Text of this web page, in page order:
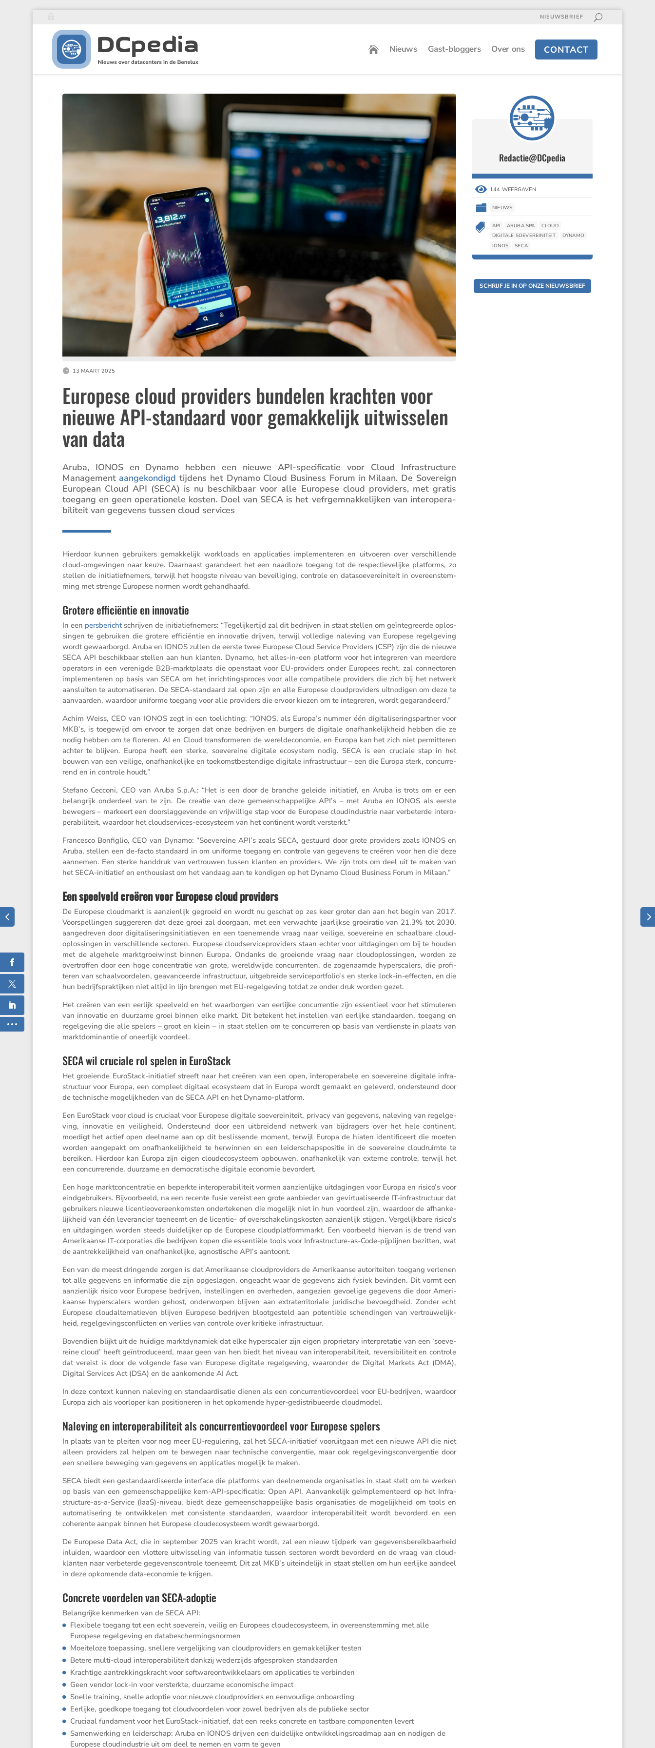
NIEUWSBRIEF
Nieuws Gast-bloggers Over ons CONTACT
13 MAART 2025
Europese cloud providers bundelen krachten voor
nieuwe API-standaard voor gemakkelijk uitwisselen
van data
Aruba, IONOS en Dynamo hebben een nieuwe API-speci­fi­catie voor Cloud Infra­struc­ture
Manage­ment aange­kon­digd tijdens het Dynamo Cloud Business Forum in Milaan. De Sovereign
European Cloud API (SECA) is nu beschik­baar voor alle Europese cloud provi­ders, met gratis
toegang en geen opera­ti­o­nele kosten. Doel van SECA is het vefrgem­nak­ke­lijken van inter­o­pe­ra­
bi­li­teit van gegevens tussen cloud services
Hierdoor kunnen gebrui­kers gemak­ke­lijk workloads en appli­ca­ties imple­men­teren en uitvoeren over verschil­lende
cloud-omgevingen naar keuze. Daarnaast garan­deert het een naadloze toegang tot de respec­tie­ve­lijke platforms, zo
stellen de initi­a­tief­ne­mers, terwijl het hoogste niveau van bevei­li­ging, controle en datasoe­ve­rei­ni­teit in overeen­stem­
ming met strenge Europese normen wordt gehandhaafd.
Grotere efficiëntie en innovatie
In een persbe­richtschrijven de initi­a­tief­ne­mers: “Tegelij­ker­tijd zal dit bedrijven in staat stellen om geïnte­greerde oplos­
singen te gebruiken die grotere effici­ëntie en innovatie drijven, terwijl volle­dige naleving van Europese regel­ge­ving
wordt gewaar­borgd. Aruba en IONOS zullen de eerste twee Europese Cloud Service Provi­ders (CSP) zijn die de nieuwe
SECA API beschik­baar stellen aan hun klanten. Dynamo, het alles-in-een platform voor het integreren van meerdere
opera­tors in een verenigde B2B-markt­plaats die openstaat voor EU-provi­ders onder Europees recht, zal connec­toren
imple­men­teren op basis van SECA om het inrich­tings­proces voor alle compa­ti­bele provi­ders die zich bij het netwerk
aansluiten te automa­ti­seren. De SECA-standaard zal open zijn en alle Europese cloud­pro­vi­ders uitno­digen om deze te
aanvaarden, waardoor uniforme toegang voor alle provi­ders die ervoor kiezen om te integreren, wordt gegarandeerd.”
Achim Weiss, CEO van IONOS zegt in een toelich­ting: “IONOS, als Europa’s nummer één digita­li­se­rings­partner voor
MKB’s, is toege­wijd om ervoor te zorgen dat onze bedrijven en burgers de digitale onafhan­ke­lijk­heid hebben die ze
nodig hebben om te floreren. AI en Cloud trans­for­meren de wereld­eco­nomie, en Europa kan het zich niet permit­teren
achter te blijven. Europa heeft een sterke, soeve­reine digitale ecosy­stem nodig. SECA is een cruciale stap in het
bouwen van een veilige, onafhan­ke­lijke en toekomst­be­sten­dige digitale infra­struc­tuur – een die Europa sterk, concur­re­
rend en in controle houdt.”
Stefano Cecconi, CEO van Aruba S.p.A.: “Het is een door de branche geleide initi­a­tief, en Aruba is trots om er een
belang­rijk onder­deel van te zijn. De creatie van deze gemeen­schap­pe­lijke API’s – met Aruba en IONOS als eerste
bewegers – markeert een doorslag­ge­vende en vrijwil­lige stap voor de Europese cloud­in­du­strie naar verbe­terde inter­o­
pe­ra­bi­li­teit, waardoor het cloud­ser­vices-ecosys­teem van het conti­nent wordt versterkt.”
Francesco Bonfi­glio, CEO van Dynamo: “Soeve­reine API’s zoals SECA, gestuurd door grote provi­ders zoals IONOS en
Aruba, stellen een de-facto standaard in om uniforme toegang en controle van gegevens te creëren voor hen die deze
aannemen. Een sterke handdruk van vertrouwen tussen klanten en provi­ders. We zijn trots om deel uit te maken van
het SECA-initi­a­tief en enthou­siast om het vandaag aan te kondigen op het Dynamo Cloud Business Forum in Milaan.”
Een speelveld creëren voor Europese cloud providers
De Europese cloud­markt is aanzien­lijk gegroeid en wordt nu geschat op zes keer groter dan aan het begin van 2017.
Voorspel­lingen sugge­reren dat deze groei zal doorgaan, met een verwachte jaarlijkse groei­ratio van 21,3% tot 2030,
aange­dreven door digita­li­se­rings­ini­ti­a­tieven en een toene­mende vraag naar veilige, soeve­reine en schaal­bare cloud­
op­los­singen in verschil­lende sectoren. Europese cloud­ser­vi­ce­pro­vi­ders staan echter voor uitda­gingen om bij te houden
met de algehele markt­groei­winst binnen Europa. Ondanks de groei­ende vraag naar cloud­op­los­singen, worden ze
overtroffen door een hoge concen­tratie van grote, wereld­wijde concur­renten, de zogenaamde hypers­ca­lers, die profi­
teren van schaal­voor­delen, geavan­ceerde infra­struc­tuur, uitge­breide serviceportfolio’s en sterke lock-in-effecten, en die
hun bedrijfs­prak­tijken niet altijd in lijn brengen met EU-regel­ge­ving totdat ze onder druk worden gezet.
Het creëren van een eerlijk speel­veld en het waarborgen van eerlijke concur­rentie zijn essen­tieel voor het stimu­leren
van innovatie en duurzame groei binnen elke markt. Dit betekent het instellen van eerlijke standaarden, toegang en
regel­ge­ving die alle spelers – groot en klein – in staat stellen om te concur­reren op basis van verdienste in plaats van
markt­do­mi­nantie of oneer­lijk voordeel.
SECA wil cruciale rol spelen in EuroStack
Het groei­ende EuroStack-initi­a­tief streeft naar het creëren van een open, inter­o­pe­ra­bele en soeve­reine digitale infra­
struc­tuur voor Europa, een compleet digitaal ecosys­teem dat in Europa wordt gemaakt en geleverd, onder­steund door
de techni­sche mogelijk­heden van de SECA API en het Dynamo-platform.
Een EuroStack voor cloud is cruciaal voor Europese digitale soeve­rei­ni­teit, privacy van gegevens, naleving van regel­ge­
ving, innovatie en veilig­heid. Onder­steund door een uitbrei­dend netwerk van bijdra­gers over het hele conti­nent,
moedigt het actief open deelname aan op dit beslis­sende moment, terwijl Europa de hiaten identi­fi­ceert die moeten
worden aange­pakt om onafhan­ke­lijk­heid te herwinnen en een leider­schaps­po­sitie in de soeve­reine cloud­ruimte te
bereiken. Hierdoor kan Europa zijn eigen cloude­co­sys­teem opbouwen, onafhan­ke­lijk van externe controle, terwijl het
een concur­re­rende, duurzame en democra­ti­sche digitale economie bevordert.
Een hoge markt­con­cen­tratie en beperkte inter­o­pe­ra­bi­li­teit vormen aanzien­lijke uitda­gingen voor Europa en risico’s voor
eindge­brui­kers. Bijvoor­beeld, na een recente fusie vereist een grote aanbieder van gevir­tu­a­li­seerde IT-infra­struc­tuur dat
gebrui­kers nieuwe licen­tie­over­een­kom­sten onder­te­kenen die mogelijk niet in hun voordeel zijn, waardoor de afhan­ke­
lijk­heid van één leveran­cier toeneemt en de licentie- of overscha­ke­lings­kosten aanzien­lijk stijgen. Verge­lijk­bare risico’s
en uitda­gingen worden steeds duide­lijker op de Europese cloud­plat­form­markt. Een voorbeeld hiervan is de trend van
Ameri­kaanse IT-corpo­ra­ties die bedrijven kopen die essen­tiële tools voor Infra­struc­ture-as-Code-pijplijnen bezitten, wat
de aantrek­ke­lijk­heid van onafhan­ke­lijke, agnos­ti­sche API’s aantoont.
Een van de meest dringende zorgen is dat Ameri­kaanse cloud­pro­vi­ders de Ameri­kaanse autori­teiten toegang verlenen
tot alle gegevens en infor­matie die zijn opgeslagen, ongeacht waar de gegevens zich fysiek bevinden. Dit vormt een
aanzien­lijk risico voor Europese bedrijven, instel­lingen en overheden, aange­zien gevoe­lige gegevens die door Ameri­
kaanse hypers­ca­lers worden gehost, onder­worpen blijven aan extra­ter­ri­to­riale juridi­sche bevoegd­heid. Zonder echt
Europese cloud­al­ter­na­tieven blijven Europese bedrijven bloot­ge­steld aan poten­tiële schen­dingen van vertrou­we­lijk­
heid, regel­ge­vings­con­flicten en verlies van controle over kritieke infrastructuur.
Boven­dien blijkt uit de huidige markt­dy­na­miek dat elke hypers­caler zijn eigen proprietary inter­pre­tatie van een ‘soeve­
reine cloud’ heeft geïntro­du­ceerd, maar geen van hen biedt het niveau van inter­o­pe­ra­bi­li­teit, rever­si­bi­li­teit en controle
dat vereist is door de volgende fase van Europese digitale regel­ge­ving, waaronder de Digital Markets Act (DMA),
Digital Services Act (DSA) en de aanko­mende AI Act.
In deze context kunnen naleving en standaar­di­satie dienen als een concur­ren­tie­voor­deel voor EU-bedrijven, waardoor
Europa zich als voorloper kan positi­o­neren in het opkomende hyper-gedis­tri­bu­eerde cloudmodel.
Naleving en interoperabiliteit als concurrentievoordeel voor Europese spelers
In plaats van te pleiten voor nog meer EU-regule­ring, zal het SECA-initi­a­tief vooruit­gaan met een nieuwe API die niet
alleen provi­ders zal helpen om te bewegen naar techni­sche conver­gentie, maar ook regel­ge­vings­con­ver­gentie door
een snellere beweging van gegevens en appli­ca­ties mogelijk te maken.
SECA biedt een gestan­daar­di­seerde inter­face die platforms van deelne­mende organi­sa­ties in staat stelt om te werken
op basis van een gemeen­schap­pe­lijke kern-API-speci­fi­catie: Open API. Aanvan­ke­lijk geïmple­men­teerd op het Infra­
struc­ture-as-a-Service (IaaS)-niveau, biedt deze gemeen­schap­pe­lijke basis organi­sa­ties de mogelijk­heid om tools en
automa­ti­se­ring te ontwik­kelen met consis­tente standaarden, waardoor inter­o­pe­ra­bi­li­teit wordt bevor­derd en een
coherente aanpak binnen het Europese cloude­co­sys­teem wordt gewaarborgd.
De Europese Data Act, die in september 2025 van kracht wordt, zal een nieuw tijdperk van gegevens­be­reik­baar­heid
inluiden, waardoor een vlottere uitwis­se­ling van infor­matie tussen sectoren wordt bevor­derd en de vraag van cloud­
klanten naar verbe­terde gegevens­con­trole toeneemt. Dit zal MKB’s uitein­de­lijk in staat stellen om hun eerlijke aandeel
in deze opkomende data-economie te krijgen.
Concrete voordelen van SECA-adoptie
Belang­rijke kenmerken van de SECA API:
Flexi­bele toegang tot een echt soeve­rein, veilig en Europees cloude­co­sys­teem, in overeen­stem­ming met alle
Europese regel­ge­ving en databeschermingsnormen
Moeite­loze toepas­sing, snellere verge­lij­king van cloud­pro­vi­ders en gemak­ke­lijker testen
Betere multi-cloud inter­o­pe­ra­bi­li­teit dankzij weder­zijds afgesproken standaarden
Krach­tige aantrek­kings­kracht voor softwa­re­ont­wik­ke­laars om appli­ca­ties te verbinden
Geen vendor lock-in voor versterkte, duurzame econo­mi­sche impact
Snelle training, snelle adoptie voor nieuwe cloud­pro­vi­ders en eenvou­dige onboarding
Eerlijke, goedkope toegang tot cloud­voor­delen voor zowel bedrijven als de publieke sector
Cruciaal funda­ment voor het EuroStack-initi­a­tief, dat een reeks concrete en tastbare compo­nenten levert
Samen­wer­king en leider­schap: Aruba en IONOS drijven een duide­lijke ontwik­ke­lings­roadmap aan en nodigen de
Europese cloud­in­du­strie uit om deel te nemen en vorm te geven
Redactie@DCpedia
 144 WEERGAVEN
 NIEUWS
 API ARUBA SPA
CLOUD
DIGITALE SOEVEREINITEIT
DYNAMO
IONOS
SECA
SCHRIJF JE IN OP ONZE NIEUWSBRIEF